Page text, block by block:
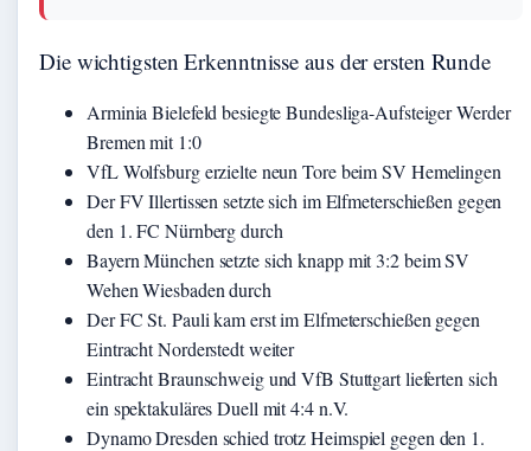
Die wichtigsten Erkenntnisse aus der ersten Runde
Arminia Bielefeld besiegte Bundesliga-Aufsteiger Werder
Bremen mit 1:0
VfL Wolfsburg erzielte neun Tore beim SV Hemelingen
Der FV Illertissen setzte sich im Elfmeterschießen gegen
den 1. FC Nürnberg durch
Bayern München setzte sich knapp mit 3:2 beim SV
Wehen Wiesbaden durch
Der FC St. Pauli kam erst im Elfmeterschießen gegen
Eintracht Norderstedt weiter
Eintracht Braunschweig und VfB Stuttgart lieferten sich
ein spektakuläres Duell mit 4:4 n.V.
Dynamo Dresden schied trotz Heimspiel gegen den 1.